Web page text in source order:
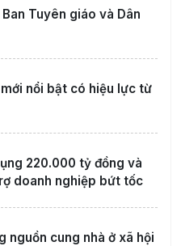
Tuyên giáo và Dân
nổi bật có hiệu lực từ
220.000 tỷ đồng và
doanh nghiệp bứt tốc
nguồn cung nhà ở xã hội